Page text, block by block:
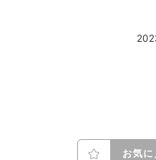
お気に